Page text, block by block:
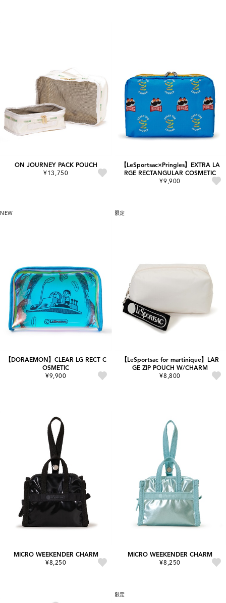
ON JOURNEY PACK POUCH
¥13,750
【LeSportsac×Pringles】EXTRA LA
RGE RECTANGULAR COSMETIC
¥9,900
NEW
【DORAEMON】CLEAR LG RECT C
OSMETIC
¥9,900
限定
【LeSportsac for martinique】LAR
GE ZIP POUCH W/CHARM
¥8,800
MICRO WEEKENDER CHARM
¥8,250
MICRO WEEKENDER CHARM
¥8,250
限定